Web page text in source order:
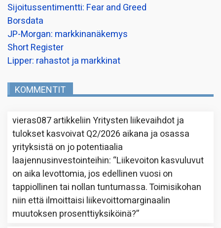
Sijoitussentimentti: Fear and Greed
Borsdata
JP-Morgan: markkinanäkemys
Short Register
Lipper: rahastot ja markkinat
KOMMENTIT
vieras087artikkeliinYritysten liikevaihdot ja
tulokset kasvoivat Q2/2026 aikana ja osassa
yrityksistä on jo potentiaalia
laajennusinvestointeihin: “Liikevoiton kasvuluvut
on aika levottomia, jos edellinen vuosi on
tappiollinen tai nollan tuntumassa. Toimisikohan
niin että ilmoittaisi liikevoittomarginaalin
muutoksen prosenttiyksiköinä?”